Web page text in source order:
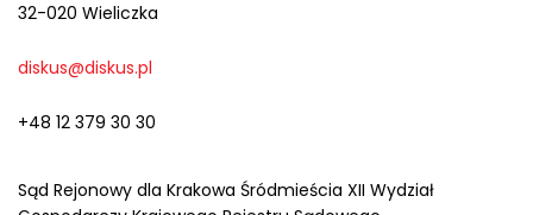
32-020 Wieliczka
diskus@diskus.pl
+48 12 379 30 30
Sąd Rejonowy dla Krakowa Śródmieścia XII Wydział